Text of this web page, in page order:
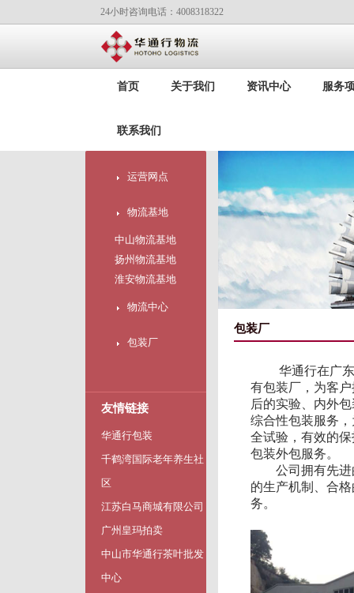
24小时咨询电话：4008318322
首页 关于我们 资讯中心 服务
联系我们
运营网点
物流基地
中山物流基地
扬州物流基地
淮安物流基地
物流中心
包装厂
友情链接
华通行包装
千鹤湾国际老年养生社
区
江苏白马商城有限公司
广州皇玛拍卖
中山市华通行茶叶批发
中心
包装厂
华通行在广东
有包装厂，为客
后的实验、内外
综合性包装服务
全试验，有效的
包装外包服务。
公司拥有先进
的生产机制、合
务。